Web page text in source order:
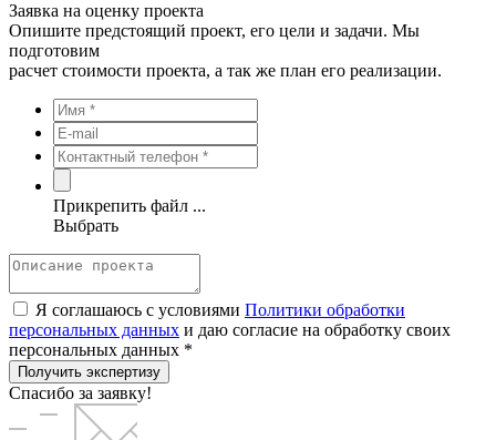
Заявка на оценку проекта
Опишите предстоящий проект, его цели и задачи. Мы
подготовим
расчет стоимости проекта, а так же план его реализации.
Прикрепить файл ...
Выбрать
Я соглашаюсь с условиями Политики обработки
персональных данных и даю согласие на обработку своих
персональных данных *
Получить экспертизу
Спасибо за заявку!